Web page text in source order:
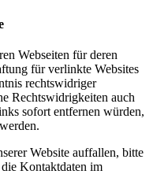
Webseiten für deren
für verlinkte Websites
rechtswidriger
Rechtswidrigkeiten auch
sofort entfernen würden,
Website auffallen, bitte
Kontaktdaten im